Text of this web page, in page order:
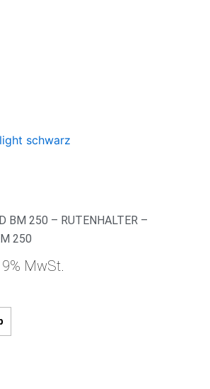
BM 250 – RUTENHALTER –
250
MwSt.